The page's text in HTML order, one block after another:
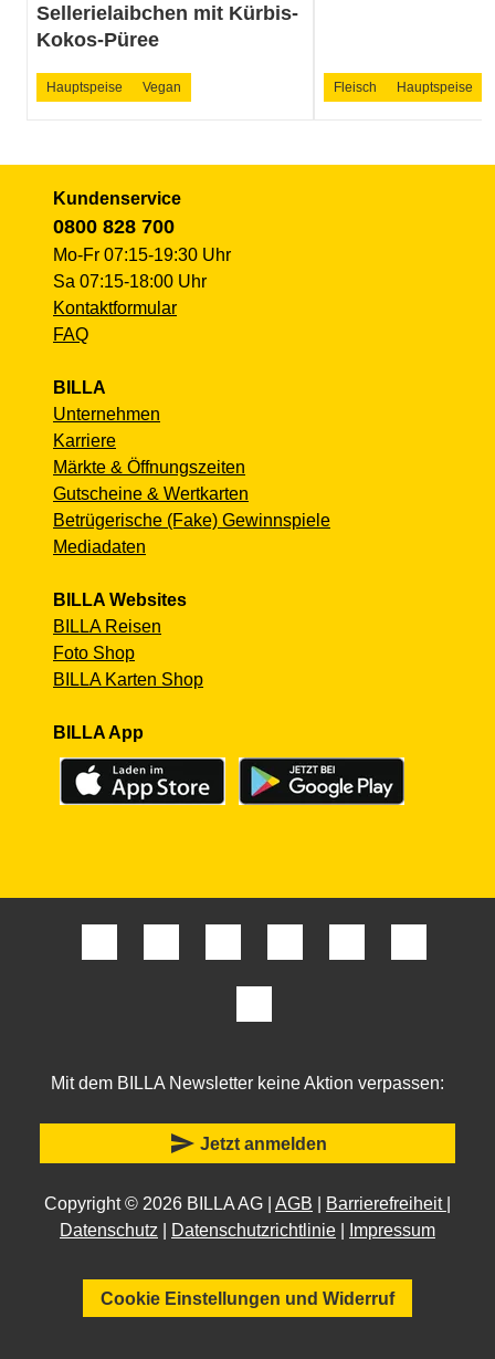
Sellerielaibchen mit Kürbis-
Kokos-Püree
Hauptspeise Vegan Fleisch Hauptspeise
Kundenservice
0800 828 700
Mo-Fr 07:15-19:30 Uhr
Sa 07:15-18:00 Uhr
Kontaktformular
FAQ
BILLA
Unternehmen
Karriere
Märkte & Öffnungszeiten
Gutscheine & Wertkarten
Betrügerische (Fake) Gewinnspiele
Mediadaten
BILLA Websites
BILLA Reisen
Foto Shop
BILLA Karten Shop
BILLA App
Mit dem BILLA Newsletter keine Aktion verpassen:
send Jetzt anmelden
Copyright © 2026 BILLA AG | AGB Barrierefreiheit
Datenschutz
Datenschutzrichtlinie Impressum
Cookie Einstellungen und Widerruf